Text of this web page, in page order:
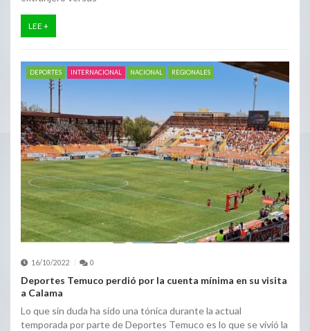
LEE +
DEPORTES INTERNACIONAL NACIONAL REGIONALES
16/10/2022 0
Deportes Temuco perdió por la cuenta mínima en su visita
a Calama
Lo que sin duda ha sido una tónica durante la actual
temporada por parte de Deportes Temuco es lo que se vivió la